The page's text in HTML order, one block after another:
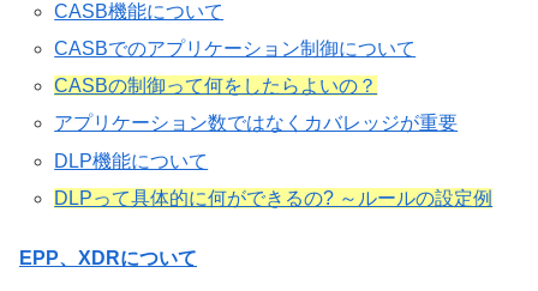
CASB機能について
CASBでのアプリケーション制御について
CASBの制御って何をしたらよいの？
アプリケーション数ではなくカバレッジが重要
DLP機能について
DLPって具体的に何ができるの? ～ルールの設定例
EPP、XDRについて